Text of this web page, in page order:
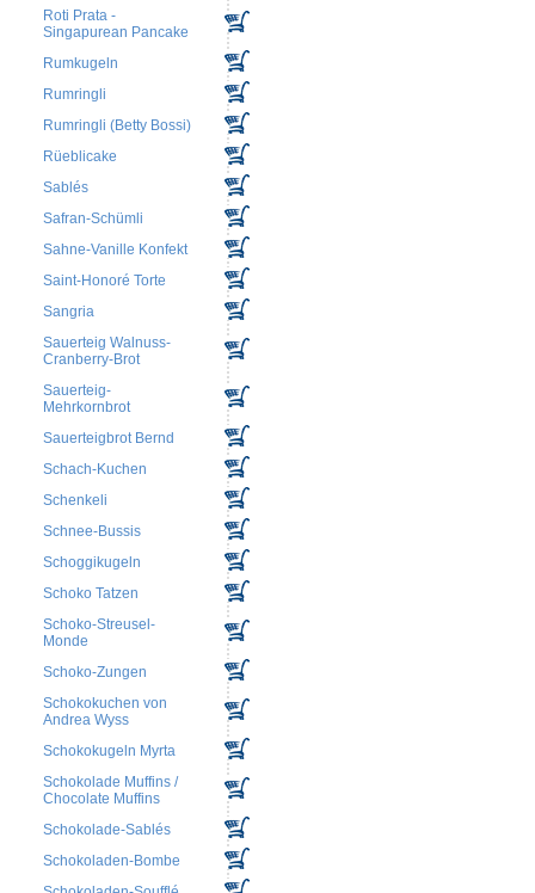
Roti Prata -
Singapurean Pancake
Rumkugeln
Rumringli
Rumringli (Betty Bossi)
Rüeblicake
Sablés
Safran-Schümli
Sahne-Vanille Konfekt
Saint-Honoré Torte
Sangria
Sauerteig Walnuss-
Cranberry-Brot
Sauerteig-
Mehrkornbrot
Sauerteigbrot Bernd
Schach-Kuchen
Schenkeli
Schnee-Bussis
Schoggikugeln
Schoko Tatzen
Schoko-Streusel-
Monde
Schoko-Zungen
Schokokuchen von
Andrea Wyss
Schokokugeln Myrta
Schokolade Muffins /
Chocolate Muffins
Schokolade-Sablés
Schokoladen-Bombe